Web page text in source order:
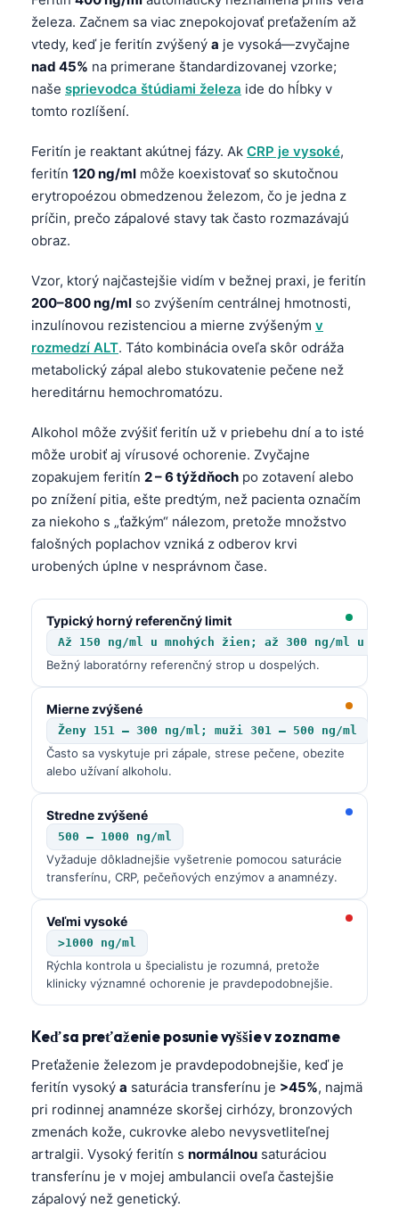
železa. Začnem sa viac znepokojovať preťažením až
vtedy, keď je feritín zvýšený a je vysoká—zvyčajne
nad 45% na primerane štandardizovanej vzorke;
naše sprievodca štúdiami železa ide do hĺbky v
tomto rozlíšení.
Feritín je reaktant akútnej fázy. Ak CRP je vysoké,
feritín 120 ng/ml môže koexistovať so skutočnou
erytropoézou obmedzenou železom, čo je jedna z
príčin, prečo zápalové stavy tak často rozmazávajú
obraz.
Vzor, ktorý najčastejšie vidím v bežnej praxi, je feritín
200–800 ng/ml so zvýšením centrálnej hmotnosti,
inzulínovou rezistenciou a mierne zvýšeným v
rozmedzí ALT. Táto kombinácia oveľa skôr odráža
metabolický zápal alebo stukovatenie pečene než
hereditárnu hemochromatózu.
Alkohol môže zvýšiť feritín už v priebehu dní a to isté
môže urobiť aj vírusové ochorenie. Zvyčajne
zopakujem feritín 2 – 6 týždňoch po zotavení alebo
po znížení pitia, ešte predtým, než pacienta označím
za niekoho s „ťažkým“ nálezom, pretože množstvo
falošných poplachov vzniká z odberov krvi
urobených úplne v nesprávnom čase.
Typický horný referenčný limit
Až 150 ng/ml u mnohých žien; až 300 ng/ml u
Bežný laboratórny referenčný strop u dospelých.
Mierne zvýšené
Ženy 151 – 300 ng/ml; muži 301 – 500 ng/ml
Často sa vyskytuje pri zápale, strese pečene, obezite
alebo užívaní alkoholu.
Stredne zvýšené
500 – 1000 ng/ml
Vyžaduje dôkladnejšie vyšetrenie pomocou saturácie
transferínu, CRP, pečeňových enzýmov a anamnézy.
Veľmi vysoké
>1000 ng/ml
Rýchla kontrola u špecialistu je rozumná, pretože
klinicky významné ochorenie je pravdepodobnejšie.
Keď sa preťaženie posunie vyššie v zozname
Preťaženie železom je pravdepodobnejšie, keď je
feritín vysoký a saturácia transferínu je >45%, najmä
pri rodinnej anamnéze skoršej cirhózy, bronzových
zmenách kože, cukrovke alebo nevysvetliteľnej
artralgii. Vysoký feritín s normálnou saturáciou
transferínu je v mojej ambulancii oveľa častejšie
zápalový než genetický.